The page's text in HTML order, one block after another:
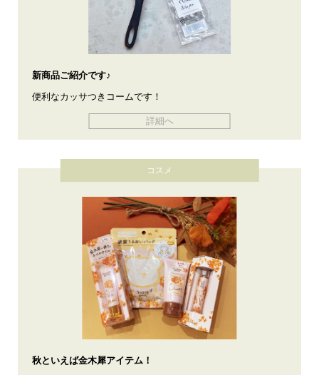
新商品ご紹介です♪
便利なカッサつきコームです！
詳細へ
コスメ
秋といえば金木犀アイテム！